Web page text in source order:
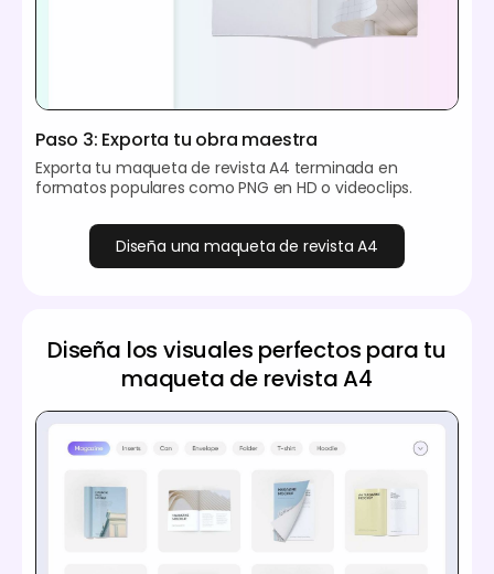
Paso 3: Exporta tu obra maestra
Exporta tu maqueta de revista A4 terminada en
formatos populares como PNG en HD o videoclips.
Diseña una maqueta de revista A4
Diseña los visuales perfectos para tu
maqueta de revista A4